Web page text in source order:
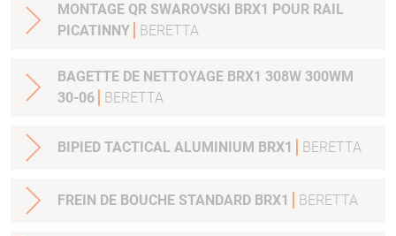
MONTAGE QR SWAROVSKI BRX1 POUR RAIL
PICATINNY
BERETTA
BAGETTE DE NETTOYAGE BRX1 308W 300WM
30-06
BERETTA
BIPIED TACTICAL ALUMINIUM BRX1 BERETTA
FREIN DE BOUCHE STANDARD BRX1 BERETTA